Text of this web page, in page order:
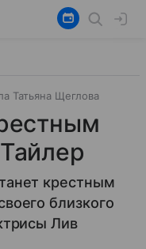
Татьяна Щеглова
крестным
близкого
Лив